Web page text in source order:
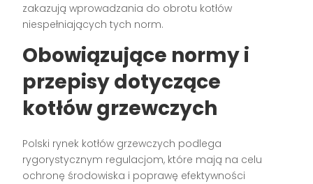
zakazują wprowadzania do obrotu kotłów
niespełniających tych norm.
Obowiązujące normy i
przepisy dotyczące
kotłów grzewczych
Polski rynek kotłów grzewczych podlega
rygorystycznym regulacjom, które mają na celu
ochronę środowiska i poprawę efektywności